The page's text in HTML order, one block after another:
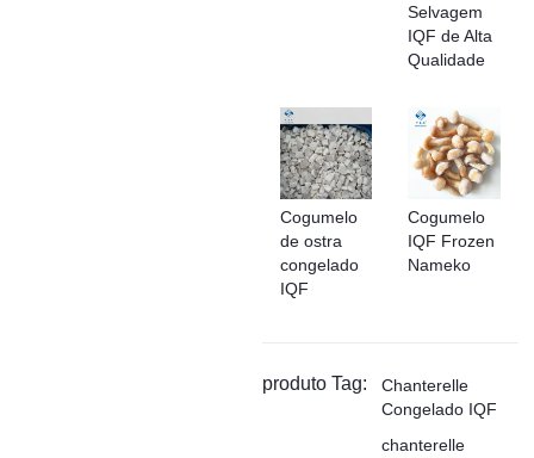
Selvagem
IQF de Alta
Qualidade
Cogumelo
de ostra
congelado
IQF
Cogumelo
IQF Frozen
Nameko
produto Tag:
Chanterelle
Congelado IQF
chanterelle